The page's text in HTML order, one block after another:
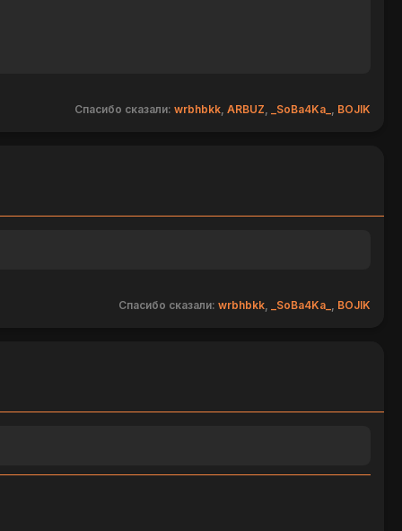
Спасибо сказали: wrbhbkk, ARBUZ, _SoBa4Ka_ , BOJIK
Спасибо сказали: wrbhbkk, _SoBa4Ka_ , BOJIK